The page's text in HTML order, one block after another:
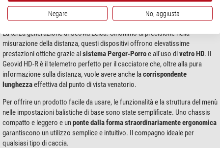
come non mai.
Geovid HD-R
La terza generazione di Geovid Leica! Sinonimo di precisione nella
misurazione della distanza, questi dispositivi offrono elevatissime
prestazioni ottiche grazie alsistema Perger-Porroe all'uso divetro HD. Il
Geovid HD-R è il telemetro perfetto per il cacciatore che, oltre alla pura
informazione sulla distanza, vuole avere anche lacorrispondente
lunghezzaeffettiva dal punto di vista venatorio.
Per offrire un prodotto facile da usare, le funzionalità e la struttura del menù
nelle impostazioni balistiche di base sono state semplificate. Uno chassis
compatto e leggero e unponte dalla forma straordinariamente ergonomica
garantiscono un utilizzo semplice e intuitivo. Il compagno ideale per
qualsiasi tipo di caccia.
Negare No, aggiusta